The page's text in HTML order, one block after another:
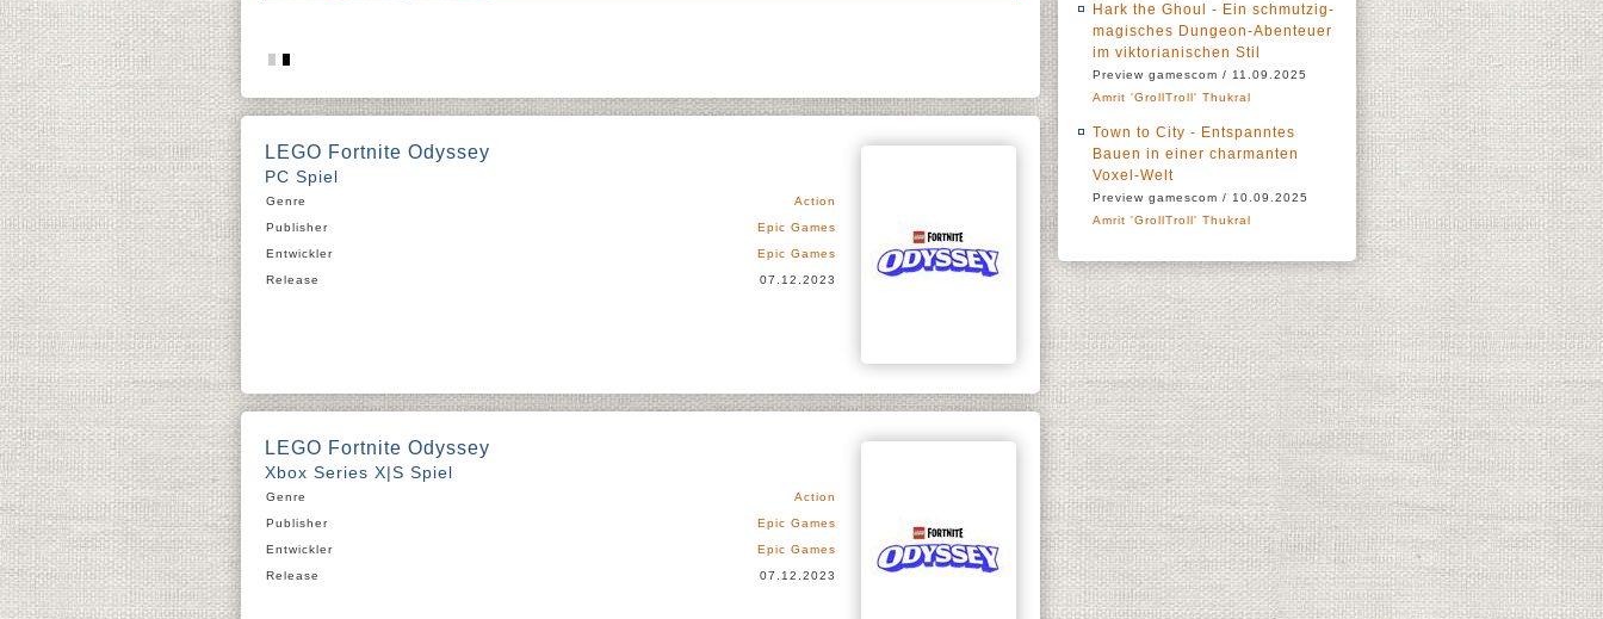
LEGO Fortnite Odyssey
PC Spiel
Genre
Action
Publisher
Epic Games
Entwickler
Epic Games
Release
07.12.2023
LEGO Fortnite Odyssey
Xbox Series X|S Spiel
Genre
Action
Publisher
Epic Games
Entwickler
Epic Games
Release
07.12.2023
Hark the Ghoul - Ein schmutzig-
magisches Dungeon-Abenteuer
im viktorianischen Stil
Preview gamescom / 11.09.2025
Amrit 'GrollTroll' Thukral
Town to City - Entspanntes
Bauen in einer charmanten
Voxel-Welt
Preview gamescom / 10.09.2025
Amrit 'GrollTroll' Thukral